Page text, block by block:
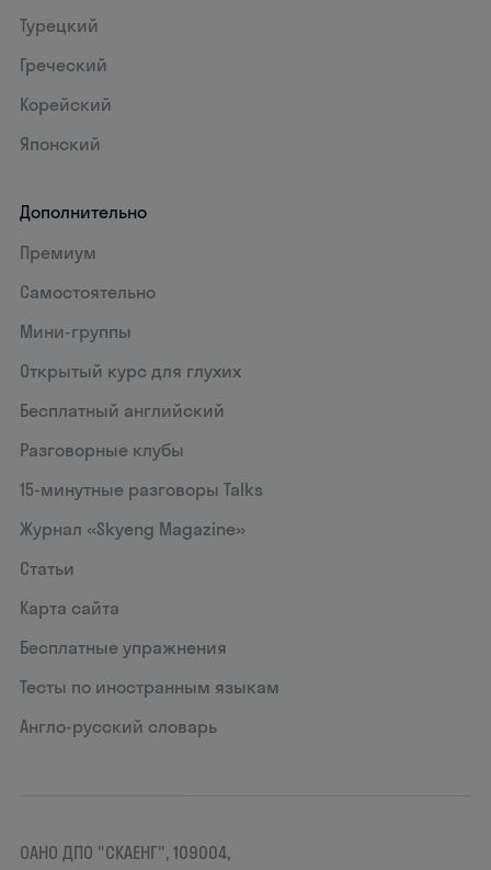
Турецкий
Греческий
Корейский
Японский
Дополнительно
Премиум
Самостоятельно
Мини-группы
Открытый курс для глухих
Бесплатный английский
Разговорные клубы
15‑минутные разговоры Talks
Журнал «Skyeng Magazine»
Статьи
Карта сайта
Бесплатные упражнения
Тесты по иностранным языкам
Англо-русский словарь
ОАНО ДПО "СКАЕНГ", 109004,